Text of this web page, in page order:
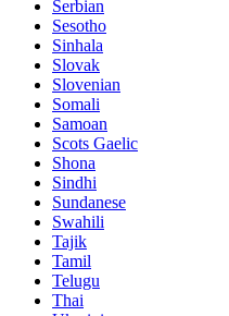
Serbian
Sesotho
Sinhala
Slovak
Slovenian
Somali
Samoan
Scots Gaelic
Shona
Sindhi
Sundanese
Swahili
Tajik
Tamil
Telugu
Thai